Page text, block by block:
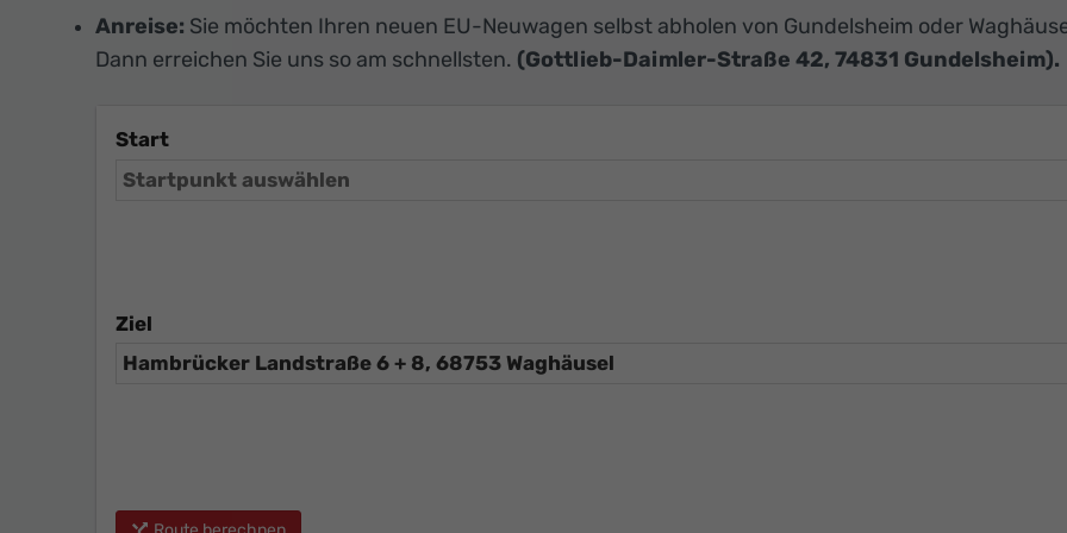
Anreise: Sie möchten Ihren neuen EU-Neuwagen selbst abholen von Gundelsheim oder
Dann erreichen Sie uns so am schnellsten. (Gottlieb-Daimler-Straße 42, 74831 Gundelsheim).
Start
Ziel